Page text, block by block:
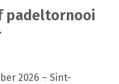
padeltornooi
2026 – Sint-